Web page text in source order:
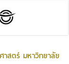
สตร์ มหาวิทยาลัย